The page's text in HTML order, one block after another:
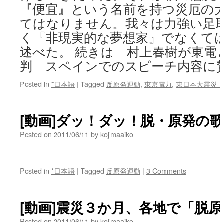
『便宜』という名前を持つ災厄
てはなりません。我々は力強い
く『非現実的な夢想家』でなく
述べた。 続きは 村上春樹が東電
判 スペインでのスピーチ内容に
Posted in *日本語 | Tagged 反原発運動, 東京電力, 東日本大震災
[動画]ダッ！ダッ！脱・原発の
Posted on 2011/06/11 by kojimaaiko
Posted in *日本語 | Tagged 反原発運動 | 3 Comments
[動画]震災３か月、各地で「脱